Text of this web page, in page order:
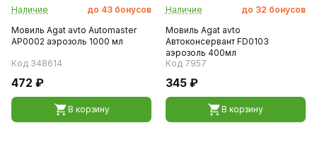
Наличие до 43 бонусов
Мовиль Agat avto Automaster
AP0002 аэрозоль 1000 мл
Код 348614
472 ₽
В корзину
Наличие до 32 бонусов
Мовиль Agat avto
Автоконсервант FD0103
аэрозоль 400мл
Код 7957
345 ₽
В корзину